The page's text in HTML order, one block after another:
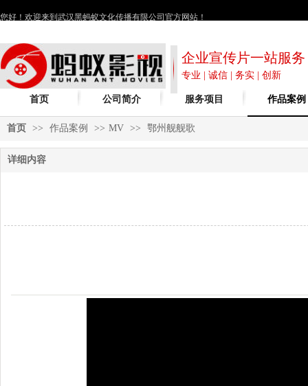
企业宣传片一站服务
专业 | 诚信 | 务实 | 创新
您好！欢迎来到武汉黑蚂蚁文化传播有限公司官方网站！
首页 公司简介 服务项目 作品案例
首页 >> 作品案例 >> MV >> 鄂州舰舰歌
详细内容